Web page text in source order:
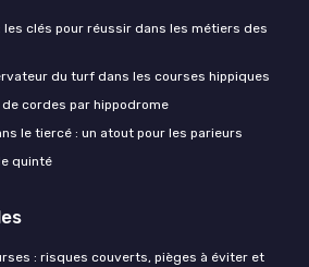
clés pour réussir dans les métiers des
du turf dans les courses hippiques
cordes par hippodrome
le tiercé : un atout pour les parieurs
quinté
: risques couverts, pièges à éviter et